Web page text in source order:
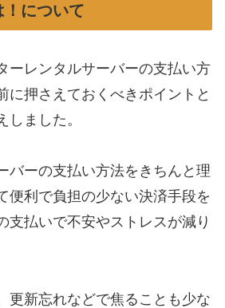
！について
ーレンタルサーバーの支払い方
に押さえておくべきポイントと
しました。
バーの支払い方法をきちんと理
便利で負担の少ない決済手段を
支払いで不安やストレスが減り
更新忘れなどで焦ることも少な